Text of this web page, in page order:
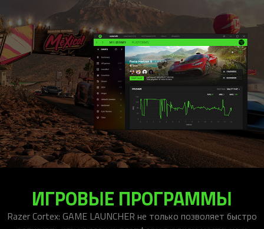
ИГРОВЫЕ ПРОГРАММЫ
Razer Cortex: GAME LAUNCHER не только позволяет быстро